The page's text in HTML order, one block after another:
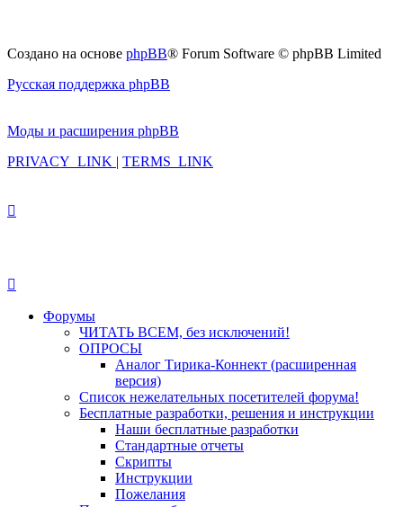
Создано на основе phpBB® Forum Software © phpBB Limited
Русская поддержка phpBB
Моды и расширения phpBB
PRIVACY_LINK | TERMS_LINK
Форумы
ЧИТАТЬ ВСЕМ, без исключений!
ОПРОСЫ
Аналог Тирика-Коннект (расширенная
версия)
Список нежелательных посетителей форума!
Бесплатные разработки, решения и инструкции
Наши бесплатные разработки
Стандартные отчеты
Скрипты
Инструкции
Пожелания